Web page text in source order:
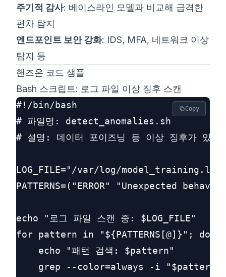
주기적 감사: 베이스라인 모델과 비교해 급격한
편차 탐지
엔드포인트 보안 강화: IDS, MFA, 네트워크 이상
탐지 등
핸즈온 코드 샘플
Bash 스크립트: 로그 파일 이상 징후 스캔
#!/bin/bash
# 파일명: detect_anomalies.sh
# 설명: 데이터 포이즈닝 등 이상 징후가 있을
LOG_FILE="/var/log/
PATTERNS=("ERROR" "Unexpected
echo "로그 파일 스캔 중: $LOG_FILE"
for pattern in "${PATTERNS[@]}"; do
    echo "패턴 검색: $pattern"
grep --color=always -i "$pattern"
Copy